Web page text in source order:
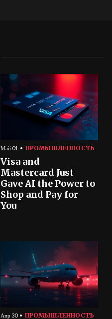
Май 01 ПРОМЫШЛЕННОСТЬ
Visa and
Mastercard Just
Gave AI the Power to
Shop and Pay for
You
Апр 30 ПРОМЫШЛЕННОСТЬ